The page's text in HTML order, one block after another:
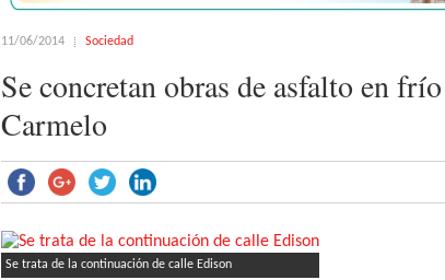
11/06/2014 Sociedad
Se concretan obras de asfalto en
Carmelo
Se trata de la continuación de calle Edison